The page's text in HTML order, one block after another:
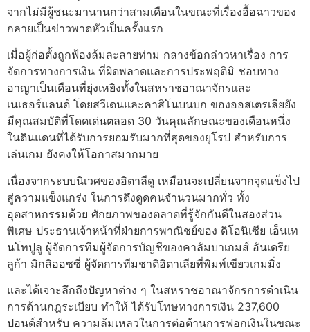
จากไม่มีผู้ชนะมานานกว่าสามเดือนในขณะที่เรื่องอื้อฉาวของ
กลายเป็นข่าวพาดหัวเป็นครั้งแรก
เมื่อผู้ก่อตั้งถูกฟ้องล้มละลายท่าม กลางข้อกล่าวหาเรื่อง การ
จัดการทางการเงิน ที่ผิดพลาดและการประพฤติมิ ชอบทาง
อาญาเป็นเดือนที่ยุ่งเหยิงทั้งในสหราชอาณาจักรและ
เนเธอร์แลนด์ โดยสวีเดนและคาสิโนบนบก ของออสเตรเลียยัง
มีคุณสมบัติที่โดดเด่นตลอด 30 วันคุณลักษณะของเดือนหนึ่ง
ในดินแดนที่ได้รับการยอมรับมากที่สุดของยุโรป สําหรับการ
เล่นเกม ยังคงให้โอกาสมากมาย
เนื่องจากระบบนิเวศของอิตาลีดู เหมือนจะเปลี่ยนจากจุดแข็งไป
สู่ความแข็งแกร่ง ในการดึงดูดคนจํานวนมากทั่ว ทั้ง
อุตสาหกรรมด้วย ศักยภาพของตลาดที่รู้จักกันดีในสองส่วน
พิเศษ ประธานเจ้าหน้าที่ฝ่ายการพาณิชย์ของ ดิโอนิเซีย เอ็นเท
นโทปูลู ผู้จัดการทีมผู้จัดการบัญชีของคาลัมบาเกมส์ อันเดรีย
ลูก้า มิกลิออซซี่ ผู้จัดการทีมชาติอิตาเลียที่พิมพ์เขียวเกมมิ่ง
และได้เจาะลึกถึงปัญหาต่าง ๆ ในสหราชอาณาจักรการดําเนิน
การด้านกฎระเบียบ ทําให้ ได้รับโทษทางการเงิน 237,600
ปอนด์สําหรับ ความล้มเหลวในการต่อต้านการฟอกเงินในขณะ